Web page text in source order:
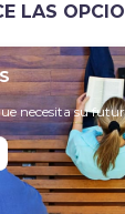
LAS
necesita su